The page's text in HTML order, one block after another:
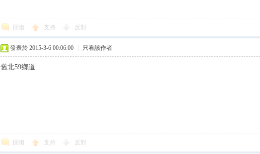
回復 支持 反對
發表於 2015-3-6 00:06:00 只看該作者
舊北59鄉道
回復 支持 反對